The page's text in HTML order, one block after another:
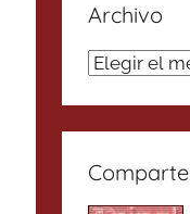
Archivo
Archivo
Comparte